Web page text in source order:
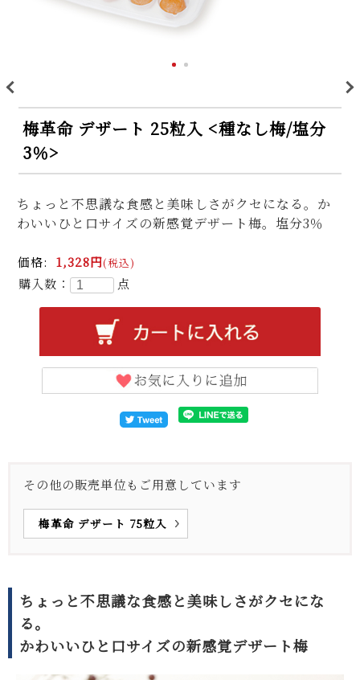
< >
梅革命 デザート 25粒入 <種なし梅/塩分
3％>
ちょっと不思議な食感と美味しさがクセになる。か
わいいひと口サイズの新感覚デザート梅。塩分3％
価格: 1,328円(税込)
購入数： 点
その他の販売単位もご用意しています
梅革命 デザート 75粒入
ちょっと不思議な食感と美味しさがクセにな
る。
かわいいひと口サイズの新感覚デザート梅